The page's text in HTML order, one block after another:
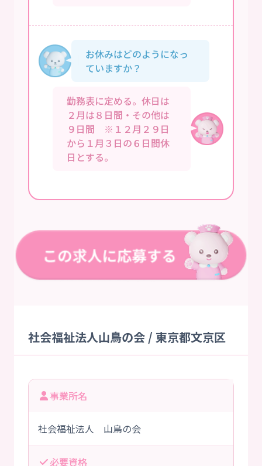
お休みはどのようになっ
ていますか？
勤務表に定める。休日は
２月は８日間・その他は
９日間 ※１２月２９日
から１月３日の６日間休
日とする。
社会福祉法人山鳥の会 / 東京都文京区
事業所名
社会福祉法人 山鳥の会
必要資格